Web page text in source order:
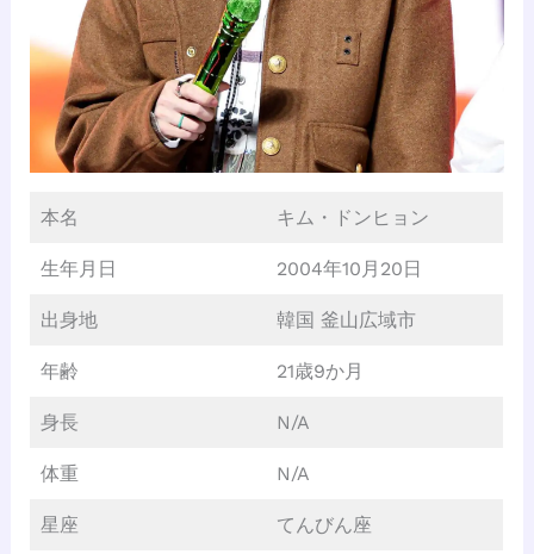
本名 キム・ドンヒョン
生年月日 2004年10月20日
出身地 韓国 釜山広域市
年齢 21歳9か月
身長 N/A
体重 N/A
星座 てんびん座